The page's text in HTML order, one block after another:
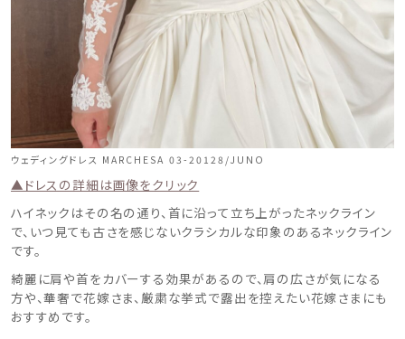
ウェディングドレス MARCHESA 03-20128/JUNO
▲ドレスの詳細は画像をクリック
ハイネックはその名の通り、首に沿って立ち上がったネックライン
で、いつ見ても古さを感じないクラシカルな印象のあるネックライン
です。
綺麗に肩や首をカバーする効果があるので、肩の広さが気になる
方や、華奢で花嫁さま、厳粛な挙式で露出を控えたい花嫁さまにも
おすすめです。